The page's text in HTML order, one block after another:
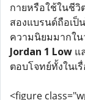
กายหรือใช้ในชีวิ
สองแบรนด์ถือเป็
ความนิยมมากใ
Jordan 1 Low แ
ตอบโจทย์ทั้งในเ
<figure